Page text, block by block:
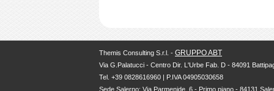
Themis Consulting S.r.l. - GRUPPO ABT
Via G.Palatucci - Centro Dir. L'Urbe Fab. D - 84091
Tel. +39 0828616960 | P.IVA 04905030658
Sede Salerno: Via Parmenide, 6 - Primo piano - 84131